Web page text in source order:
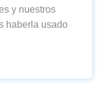
y nuestros
haberla usado